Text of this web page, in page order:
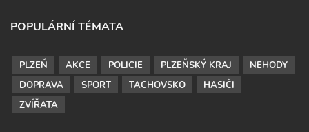
POPULÁRNÍ TÉMATA
PLZEŇ AKCE POLICIE PLZEŇSKÝ KRAJ
NEHODY
DOPRAVA
SPORT TACHOVSKO
HASIČI
ZVÍŘATA